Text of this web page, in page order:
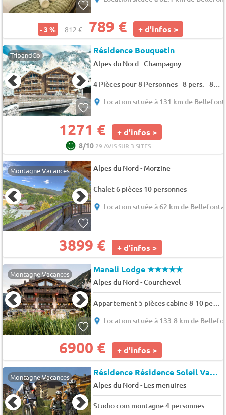
- 3 % 812 € 789 € + d'infos >
TripandCo Résidence Bouquetin
Alpes du Nord-Champagny
4 Pièces pour 8 Personnes - 8 pers. - 82m2 - TV
Location située à 131 km de
1271 € + d'infos >
8/10 29 AVIS SUR 3 SITES
Montagne Vacances Alpes du Nord- Morzine
Chalet 6 pièces 10 personnes
Location située à 62 km de
3899 € + d'infos >
Montagne Vacances Manali Lodge★★★★★
Alpes du Nord-Courchevel
Location située à 133.8 km de
6900 € + d'infos >
Montagne Vacances Résidence Résidence Soleil Vacances (MEN455)
Alpes du Nord- Les menuires
Studio coin montagne 4 personnes